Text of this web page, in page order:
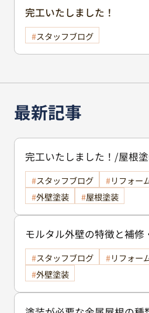
最新記事
完工いたしました！/屋根
スタッフブログ
リフォー
外壁塗装
屋根塗装
モルタル外壁の特徴と補修
ス方法を徹底解説！/外壁
スタッフブログ
リフォー
外壁塗装
完工いたしました！
スタッフブログ